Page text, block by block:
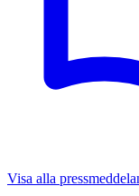
Visa alla